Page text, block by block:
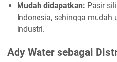
Mudah didapatkan: Pasir
Indonesia, sehingga mudah
industri.
Ady Water sebagai